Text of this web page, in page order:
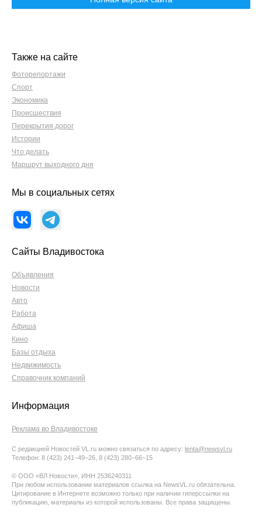
Также на сайте
Фоторепортажи
Спорт
Экономика
Происшествия
Перекрытия дорог
Истории
Что делать
Маршрут выходного дня
Мы в социальных сетях
Сайты Владивостока
Объявления
Новости
Авто
Работа
Афиша
Кино
Базы отдыха
Недвижимость
Справочник компаний
Информация
Реклама во Владивостоке
С редакцией Новостей VL.ru можно связаться по адресу: lenta@newsvl.ru
Телефон: 8 (423) 241−49−26, 8 (423) 280−66−15
© ООО «ВЛ Новости», ИНН 2536240311
При любом использовании материалов ссылка на NewsVL.ru обязательна.
Цитирование в Интернете возможно только при наличии гиперссылки на
публикацию, материалы из которой использованы. Все права защищены.